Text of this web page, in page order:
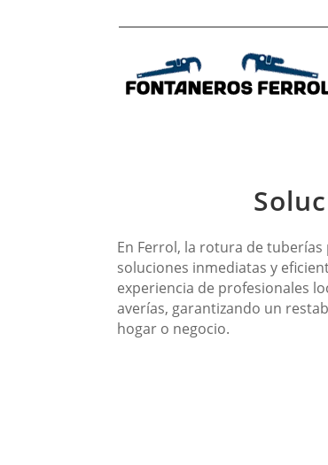
En Ferrol, la rotura de
soluciones inmediatas y
experiencia de profesionales
averías, garantizando un
hogar o negocio.